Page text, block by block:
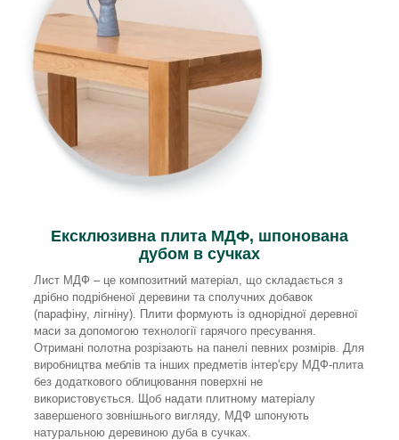
Ексклюзивна плита МДФ, шпонована
дубом в сучках
Лист МДФ – це композитний матеріал, що складається з
дрібно подрібненої деревини та сполучних добавок
(парафіну, лігніну). Плити формують із однорідної деревної
маси за допомогою технології гарячого пресування.
Отримані полотна розрізають на панелі певних розмірів. Для
виробництва меблів та інших предметів інтер'єру МДФ-плита
без додаткового облицювання поверхні не
використовується. Щоб надати плитному матеріалу
завершеного зовнішнього вигляду, МДФ шпонують
натуральною деревиною дуба в сучках.